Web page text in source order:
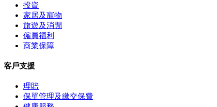
投資
家居及寵物
旅遊及消閒
僱員福利
商業保障
客戶支援
理賠
保單管理及繳交保費